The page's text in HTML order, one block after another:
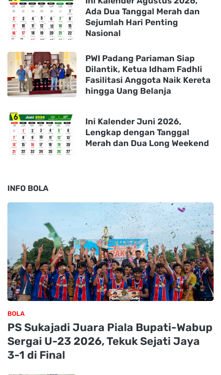
Ada Dua Tanggal Merah dan
Sejumlah Hari Penting
Nasional
PWI Padang Pariaman Siap
Dilantik, Ketua Idham Fadhli
Fasilitasi Anggota Naik Kereta
hingga Uang Belanja
Ini Kalender Juni 2026,
Lengkap dengan Tanggal
Merah dan Dua Long Weekend
INFO BOLA
BOLA
PS Sukajadi Juara Piala Bupati-Wabup
Sergai U-23 2026, Tekuk Sejati Jaya
3-1 di Final